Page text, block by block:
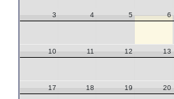
3 4 5 6
10 11 12 13
17 18 19 20